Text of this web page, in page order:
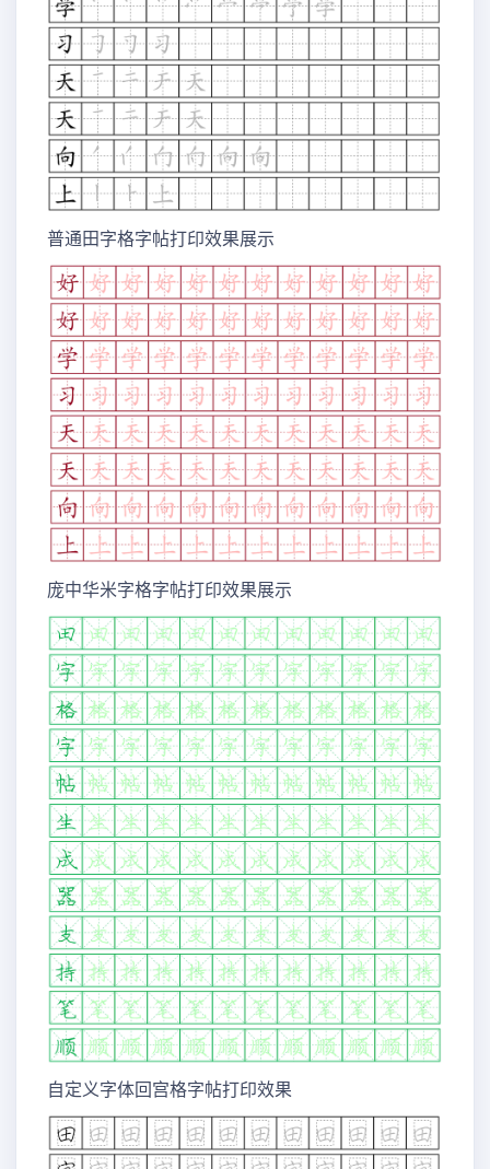
普通田字格字帖打印效果展示
庞中华米字格字帖打印效果展示
自定义字体回宫格字帖打印效果